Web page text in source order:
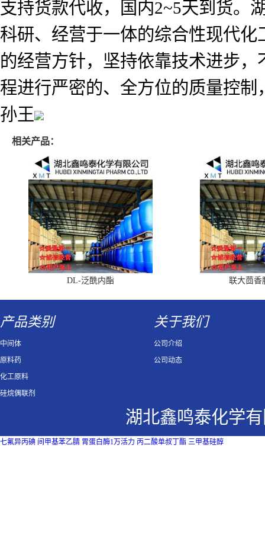
支持货款代收，国内2~5天到货。
科研、经营于一体的综合性现代
的经营方针，坚持依靠技术进步
程进行严密的、全方位的质量控
孙王
相关产品：
DL-泛酰内酯 联大茴香
产品类别
中间体
原料药
化工原料
硅烷偶联剂
关于我们
公司介绍
公司动态
湖北鑫鸣泰化学
七氟异丙碘 间甲基苯乙腈 胃蛋白酶1万活力 丙二酸单叔丁酯 三甲基硅醇